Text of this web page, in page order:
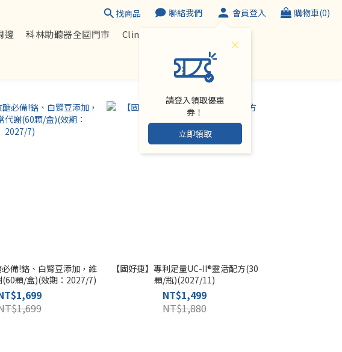
找商品 聯絡我們 會員登入
請登入領取優惠
券！
立即領取
購物車(0)
邊 科林助聽器全國門市
Clinico Sound 輔聽器
必備!鉻、白腎豆添加，維
(60顆/盒)(效期：2027/7)
【固好捷】專利足量UC-II®靈活配方(30
顆/瓶)(2027/11)
NT$1,499
NT$1,880